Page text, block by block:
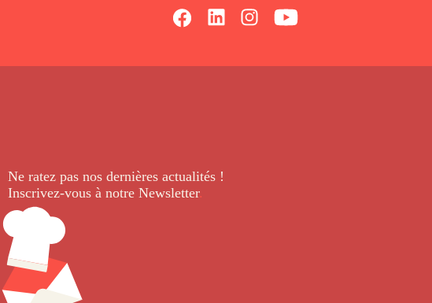
Ne ratez pas nos dernièresactualités !
Inscrivez-vous à notre Newsletter.